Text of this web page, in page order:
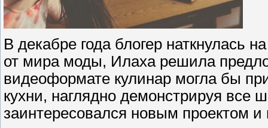
В декабре года блогер наткнулась
от мира моды, Илаха решила
видеоформате кулинар могла бы
кухни, наглядно демонстрируя все
заинтересовался новым проектом